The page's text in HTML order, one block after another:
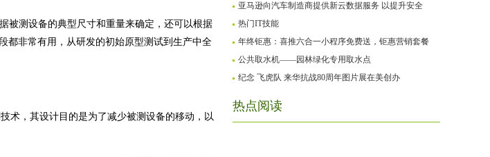
被测设备的典型尺寸和重量来确定，还可以根据
都非常有用，从研发的初始原型测试到生产中全
术，其设计目的是为了减少被测设备的移动，以
亚马逊向汽车制造商提供新云数据服务 以提升安全
热门IT技能
年终钜惠：喜推六合一小程序免费送，钜惠营销套餐
公共取水机——园林绿化专用取水点
纪念 飞虎队 来华抗战80周年图片展在美创办
热点阅读